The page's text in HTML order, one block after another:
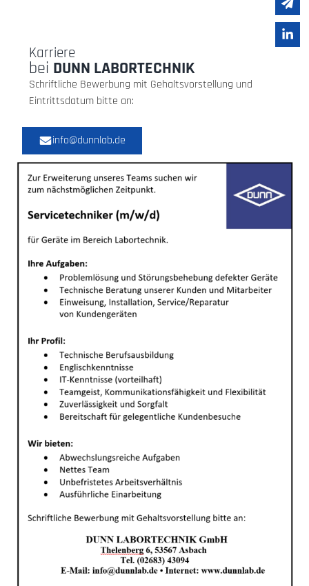
Karriere
bei DUNN LABORTECHNIK
Schriftliche Bewerbung mit Gehaltsvorstellung und
Eintrittsdatum bitte an:
info@dunnlab.de